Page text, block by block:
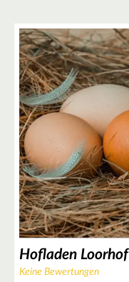
Hofladen Loorhof
Keine Bewertungen